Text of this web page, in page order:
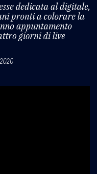
dedicata al digitale,
pronti a colorare la
appuntamento
giorni di live